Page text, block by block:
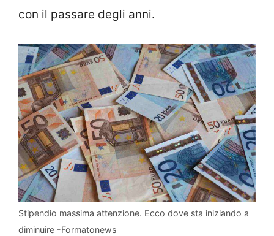
con il passare degli anni.
Stipendio massima attenzione. Ecco dove sta iniziando a
diminuire -Formatonews